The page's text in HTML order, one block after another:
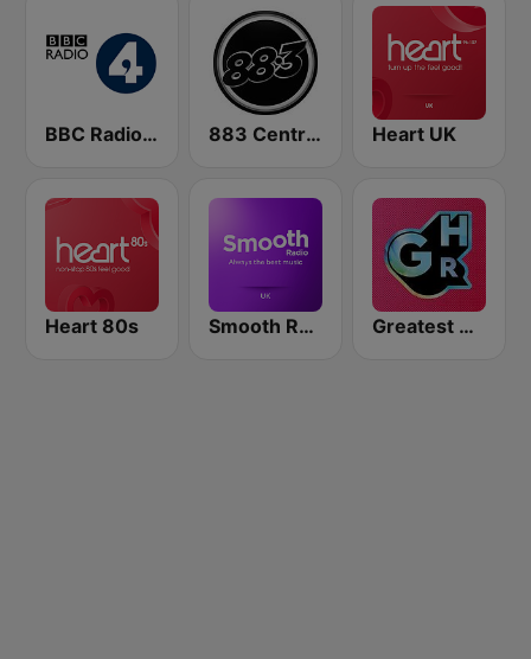
BBC Radio 4 883 Centreforce radio Heart UK
Heart 80s Smooth Radio UK Greatest Hits Radio